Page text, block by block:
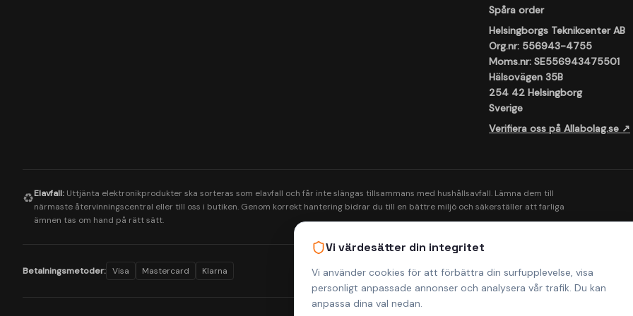
Vi värdesätter din integritet
Vi använder cookies för att förbättra din surfupplevelse, visa
personligt anpassade annonser och analysera vår trafik. Du kan
anpassa dina val nedan.
Spåra order
Helsingborgs Teknikcenter AB
Org.nr: 556943-4755
Moms.nr: SE556943475501
Hälsovägen 35B
254 42 Helsingborg
Sverige
Verifiera oss på Allabolag.se ↗
♻️Elavfall: Uttjänta elektronikprodukter ska sorteras som elavfall och får inte slängas tillsammans med hushållsavfall. Lämna dem till
närmaste återvinningscentral eller till oss i butiken. Genom korrekt hantering bidrar du till en bättre miljö och säkerställer att farliga
ämnen tas om hand på rätt sätt.
Betalningsmetoder: Visa Mastercard Klarna